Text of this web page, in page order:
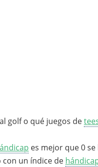
golf o qué juegos de
es mejor que 0
un índice de